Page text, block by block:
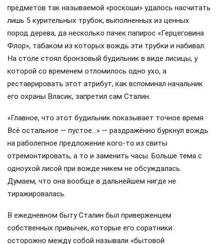
предметов так называемой «роскоши» удалось насчитать
лишь 5 курительных трубок, выполненных из ценных
пород дерева, да несколько пачек папирос «Герцеговина
Флор», табаком из которых вождь эти трубки и набивал.
На столе стоял бронзовый будильник в виде лисицы, у
которой со временем отломилось одно ухо, а
реставрировать этот атрибут, как вспоминал начальник
его охраны Власик, запретил сам Сталин.
«Главное, что этот будильник показывает точное время.
Всё остальное — пустое…» — раздражённо буркнул вождь
на раболепное предложение кого-то из свиты
отремонтировать, а то и заменить часы. Больше тема с
одноухой лисой при вожде никем не обсуждалась.
Думаем, что она вообще в дальнейшем нигде не
тиражировалась.
В ежедневном быту Сталин был приверженцем
собственных привычек, которые его соратники
осторожно между собой называли «бытовой